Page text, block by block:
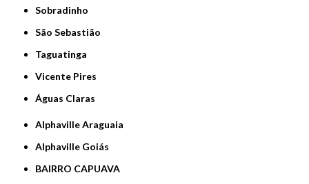
Sobradinho
São Sebastião
Taguatinga
Vicente Pires
Águas Claras
Alphaville Araguaia
Alphaville Goiás
BAIRRO CAPUAVA